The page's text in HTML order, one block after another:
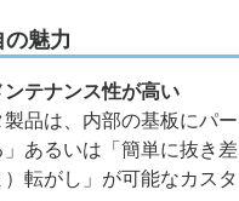
魅力
テナンス性が高い
品は、内部の基板にパ
あるいは「簡単に抜き
転がし」が可能なカス